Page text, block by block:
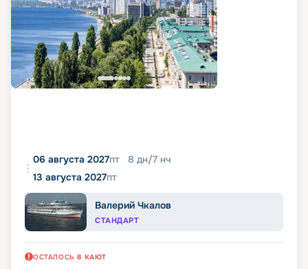
06 августа 2027пт 8 дн/7 нч
13 августа 2027пт
Валерий Чкалов
СТАНДАРТ
ОСТАЛОСЬ 8 КАЮТ